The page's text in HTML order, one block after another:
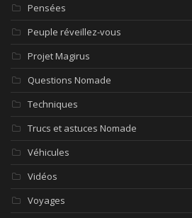
Pensées
Peuple réveillez-vous
Projet Magirus
Questions Nomade
Techniques
Trucs et astuces Nomade
Véhicules
Vidéos
Voyages